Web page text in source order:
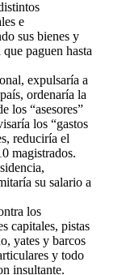
e
sus bienes y
paguen hasta
expulsaría a
ordenaría la
los “asesores”
los “gastos
reduciría el
magistrados.
su salario a
los
capitales, pistas
yates y barcos
y todo
insultante.